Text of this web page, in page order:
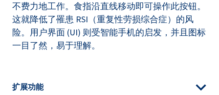
不费力地工作。食指沿直线移动即可操作此按钮。
这就降低了罹患 RSI（重复性劳损综合症）的风
险。用户界面 (UI) 则受智能手机的启发，并且图标
一目了然，易于理解。
扩展功能